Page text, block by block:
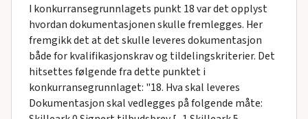
I konkurransegrunnlagets punkt 18 var det opplyst
hvordan dokumentasjonen skulle fremlegges. Her
fremgikk det at det skulle leveres dokumentasjon
både for kvalifikasjonskrav og tildelingskriterier. Det
hitsettes følgende fra dette punktet i
konkurransegrunnlaget: "18. Hva skal leveres
Dokumentasjon skal vedlegges på folgende måte: